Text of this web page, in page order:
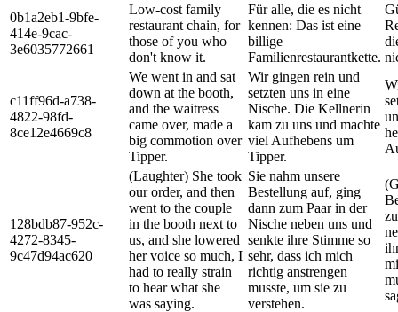
0b1a2eb1-9bfe-
414e-9cac-
3e6035772661
Low-cost family
restaurant chain, for
those of you who
don't know it.
Für alle, die es nicht
kennen: Das ist eine
billige
Familienrestaurantkette.
c11ff96d-a738-
4822-98fd-
8ce12e4669c8
We went in and sat
down at the booth,
and the waitress
came over, made a
big commotion over
Tipper.
Wir gingen rein und
setzten uns in eine
Nische. Die Kellnerin
kam zu uns und machte
viel Aufhebens um
Tipper.
128bdb87-952c-
4272-8345-
9c47d94ac620
(Laughter) She took
our order, and then
went to the couple
in the booth next to
us, and she lowered
her voice so much, I
had to really strain
to hear what she
was saying.
Sie nahm unsere
Bestellung auf, ging
dann zum Paar in der
Nische neben uns und
senkte ihre Stimme so
sehr, dass ich mich
richtig anstrengen
musste, um sie zu
verstehen.